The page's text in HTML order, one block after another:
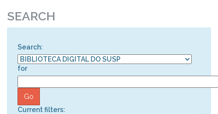
SEARCH
Search:
for
Current filters: